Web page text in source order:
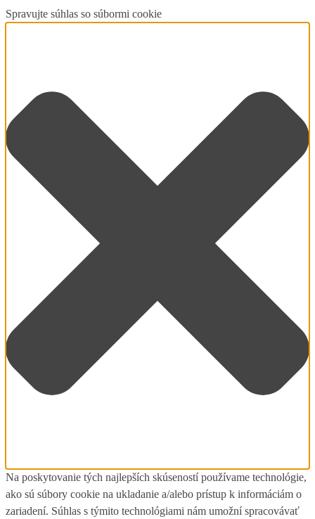
Spravujte súhlas so súbormi cookie
Na poskytovanie tých najlepších skúseností používame technológie,
ako sú súbory cookie na ukladanie a/alebo prístup k informáciám o
zariadení. Súhlas s týmito technológiami nám umožní spracovávať